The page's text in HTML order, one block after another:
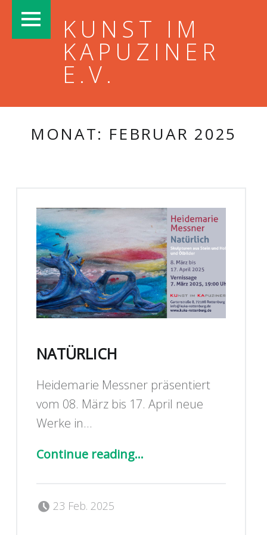
KUNST IM
KAPUZINER
E.V.
MONAT: FEBRUAR 2025
NATÜRLICH
Heidemarie Messner präsentiert
vom 08. März bis 17. April neue
Werke in…
Continue reading…
23 Feb. 2025